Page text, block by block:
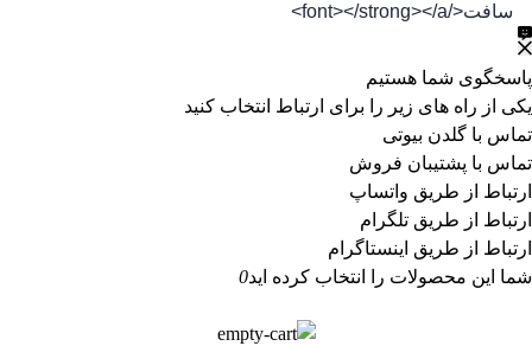
سافت</font></strong></a>
پاسخگوی شما هستیم
یکی از راه های زیر را برای ارتباط انتخاب کنید
تماس با گلدن بیوتی
تماس با پشتیبان فروش
ارتباط از طریق واتساپ
ارتباط از طریق تلگرام
ارتباط از طریق اینستاگرام
شما این محصولات را انتخاب کرده اید0